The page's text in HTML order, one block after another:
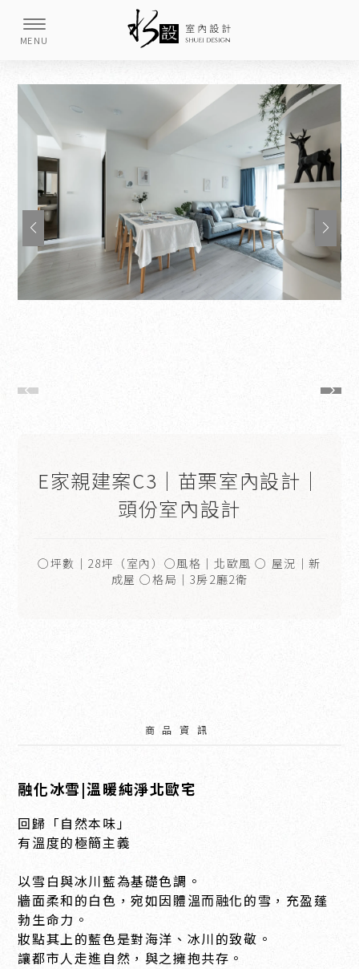
E家親建案C3｜苗栗室內設計｜
頭份室內設計
○坪數｜28坪（室內）○風格｜北歐風 ○ 屋況｜新
成屋 ○格局｜3房2廳2衛
商品資訊
融化冰雪|溫暖純淨北歐宅
回歸「自然本味」
有溫度的極簡主義
以雪白與冰川藍為基礎色調。
牆面柔和的白色，宛如因體溫而融化的雪，充盈蓬
勃生命力。
妝點其上的藍色是對海洋、冰川的致敬。
讓都市人走進自然，與之擁抱共存。